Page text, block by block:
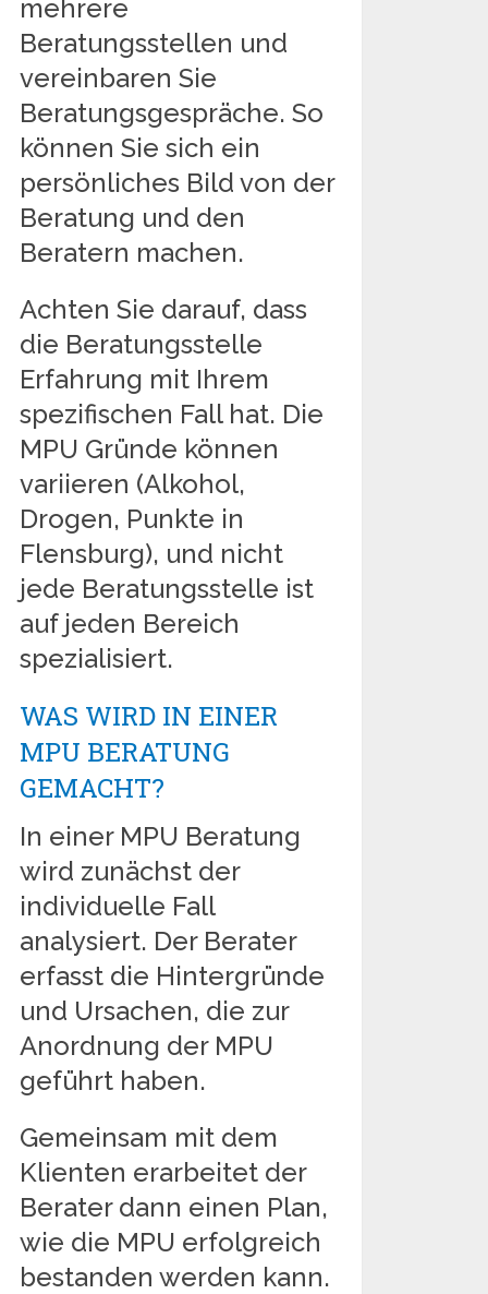
mehrere
Beratungsstellen und
vereinbaren Sie
Beratungsgespräche. So
können Sie sich ein
persönliches Bild von der
Beratung und den
Beratern machen.
Achten Sie darauf, dass
die Beratungsstelle
Erfahrung mit Ihrem
spezifischen Fall hat. Die
MPU Gründe können
variieren (Alkohol,
Drogen, Punkte in
Flensburg), und nicht
jede Beratungsstelle ist
auf jeden Bereich
spezialisiert.
WAS WIRD IN EINER
MPU BERATUNG
GEMACHT?
In einer MPU Beratung
wird zunächst der
individuelle Fall
analysiert. Der Berater
erfasst die Hintergründe
und Ursachen, die zur
Anordnung der MPU
geführt haben.
Gemeinsam mit dem
Klienten erarbeitet der
Berater dann einen Plan,
wie die MPU erfolgreich
bestanden werden kann.